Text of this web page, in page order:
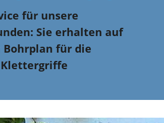
für unsere
Sie erhalten auf
Bohrplan für die